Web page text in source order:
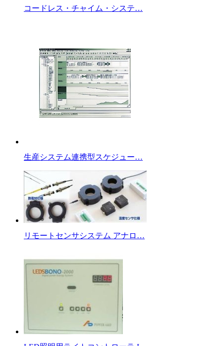
コードレス・チャイム・システ…
生産システム連携型スケジュー…
リモートセンサシステム アナロ…